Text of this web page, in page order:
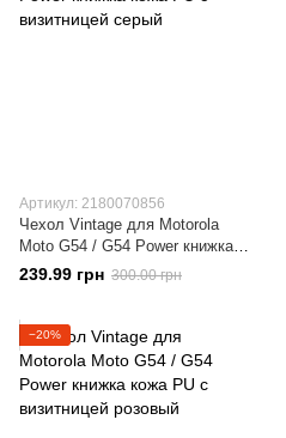
Артикул: 2180070856
Чехол Vintage для Motorola
Moto G54 / G54 Power книжка
кожа PU с визитницей серый
239.99 грн 300.00 грн
−20%